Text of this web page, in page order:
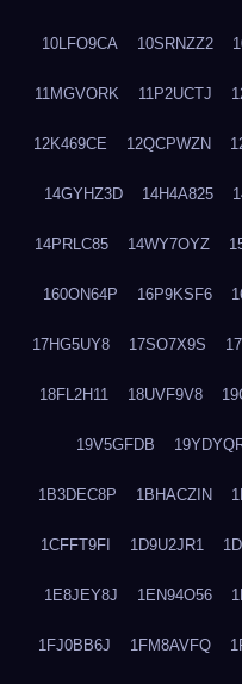
10LFO9CA 10SRNZZ2
11MGVORK 11P2UCTJ
12K469CE 12QCPWZN
14GYHZ3D 14H4A825
14PRLC85 14WY7OYZ
160ON64P 16P9KSF6
17HG5UY8 17SO7X9S
18FL2H11 18UVF9V8
19V5GFDB
1B3DEC8P 1BHACZIN
1CFFT9FI 1D9U2JR1
1E8JEY8J 1EN94O56
1FJ0BB6J 1FM8AVFQ